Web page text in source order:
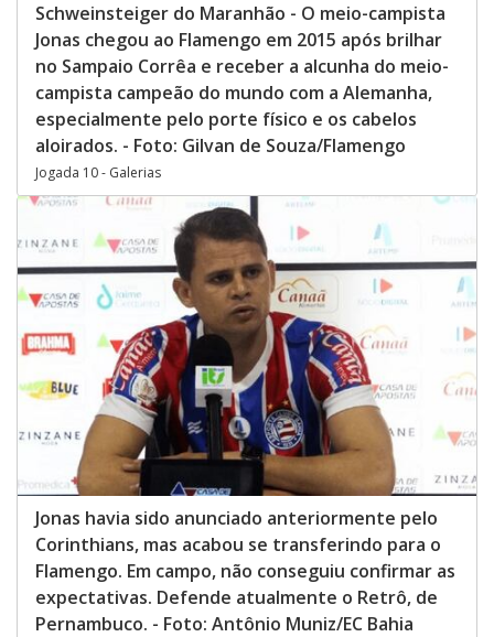
Schweinsteiger do Maranhão - O meio-campista
Jonas chegou ao Flamengo em 2015 após brilhar
no Sampaio Corrêa e receber a alcunha do meio-
campista campeão do mundo com a Alemanha,
especialmente pelo porte físico e os cabelos
aloirados. - Foto: Gilvan de Souza/Flamengo
Jogada 10 - Galerias
Jonas havia sido anunciado anteriormente pelo
Corinthians, mas acabou se transferindo para o
Flamengo. Em campo, não conseguiu confirmar as
expectativas. Defende atualmente o Retrô, de
Pernambuco. - Foto: Antônio Muniz/EC Bahia